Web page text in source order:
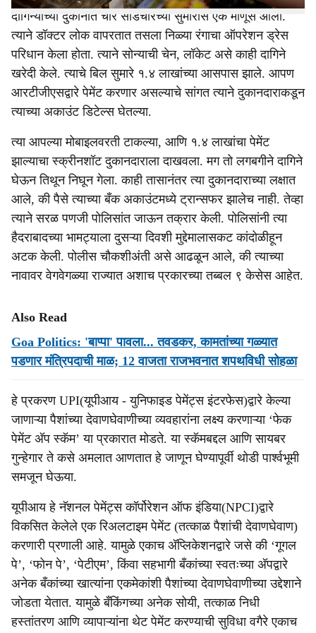
दागिन्यांच्या दुकानात चार साडेचारच्या सुमारास एक माणूस आला.
त्याने डॉक्टर लोक वापरतात तसला निळ्या रंगाचा ऑपरेशन ड्रेस
परिधान केला होता. त्याने सोन्याची चेन, लॉकेट असे काही दागिने
खरेदी केले. त्याचे बिल सुमारे १.४ लाखांच्या आसपास झाले. आपण
आरटीजीएसद्वारे पेमेंट करणार असल्याचे सांगत त्याने दुकानदाराकडून
त्याच्या अकाउंट डिटेल्स घेतल्या.
त्या आपल्या मोबाइलवरती टाकल्या, आणि १.४ लाखांचा पेमेंट
झाल्याचा स्क्रीनशॉट दुकानदाराला दाखवला. मग तो लगबगीने दागिने
घेऊन तिथून निघून गेला. काही तासानंतर त्या दुकानदाराच्या लक्षात
आले, की पैसे त्याच्या बँक अकाउंटमध्ये ट्रान्सफर झालेच नाही. तेव्हा
त्याने सरळ पणजी पोलिसांत जाऊन तक्रार केली. पोलिसांनी त्या
हैदराबादच्या भामट्याला दुसऱ्या दिवशी मुद्देमालासकट कांदोळीहून
अटक केली. पोलीस चौकशीअंती असे आढळून आले, की त्याच्या
नावावर वेगवेगळ्या राज्यात अशाच प्रकारच्या तब्बल ९ केसेस आहेत.
Also Read
Goa Politics: 'बाप्‍पा' पावला... तवडकर, कामतांच्या गळ्यात
पडणार मंत्रिपदाची माळ; 12 वाजता राजभवनात शपथविधी सोहळा
हे प्रकरण UPI(यूपीआय - युनिफाइड पेमेंट्स इंटरफेस)द्वारे केल्या
जाणाऱ्या पैशांच्या देवाणघेवाणीच्या व्यवहारांना लक्ष्य करणाऱ्या ‘फेक
पेमेंट अ‍ॅप स्कॅम’ या प्रकारात मोडते. या स्कॅमबद्दल आणि सायबर
गुन्हेगार ते कसे अमलात आणतात हे जाणून घेण्यापूर्वी थोडी पार्श्वभूमी
समजून घेऊया.
यूपीआय हे नॅशनल पेमेंट्स कॉर्पोरेशन ऑफ इंडिया(NPCI)द्वारे
विकसित केलेले एक रिअलटाइम पेमेंट (तत्काळ पैशांची देवाणघेवाण)
करणारी प्रणाली आहे. यामुळे एकाच अ‍ॅप्लिकेशनद्वारे जसे की ‘गूगल
पे’, ‘फोन पे’, ‘पेटीएम’, किंवा सहभागी बँकांच्या स्वतःच्या अ‍ॅपद्वारे
अनेक बँकांच्या खात्यांना एकमेकांशी पैशांच्या देवाणघेवाणीच्या उद्देशाने
जोडता येतात. यामुळे बँकिंगच्या अनेक सोयी, तत्काळ निधी
हस्तांतरण आणि व्यापाऱ्यांना थेट पेमेंट करण्याची सुविधा वगैरे एकाच